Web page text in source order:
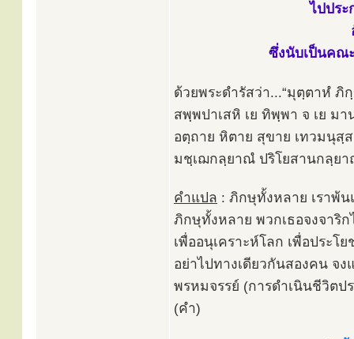
ไปประ
ซึ่งนับเป็นคณ
ด้วยพระดำรัสว่า...“มุตฺตาหํ ภิ
สพฺพปาเสหิ เย ทิพฺพา จ เย ม
อตฺถาย หิตาย สุขาย เทวมนุสฺ
มชฺเฌกลฺยาณํ ปริโยสานกลฺย
คำแปล : ภิกษุทั้งหลาย เราพ้
ภิกษุทั้งหลาย พวกเธอจงจาริ
เพื่ออนุเคราะห์โลก เพื่อประ
อย่าไปทางเดียวกันสองคน จ
พรหมจรรย์ (การดำเนินชีวิตป
(คำ)